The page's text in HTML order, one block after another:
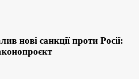
нові санкції проти Росії: